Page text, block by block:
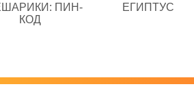
ПИН-
КОД
ЕГИПТУС